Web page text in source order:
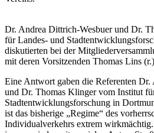
Dr. Andrea Dittrich-Wesbuer und Dr.
für Landes- und
diskutierten bei der
mit deren Vorsitzenden Thomas Lins
Eine Antwort gaben die Referenten
und Dr. Thomas Klinger vom Institut
Stadtentwicklungsforschung in
ist das bisherige „Regime“ des
Individualverkehrs extrem